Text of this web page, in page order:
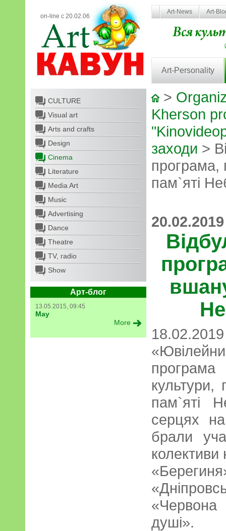
on-line с 20.02.06
Art-News Art-
Art-Personality
CULTURE
Visual art
Arts and crafts
Design
Cinema
Literature
Media Art
Music
Advertising
Dance
Theatre
TV, radio
Show
Арт-блог
13.05.2015, 09:45
May
More
>
Kherson
заходи >
пам`яті
пам`яті
серцях
брали
колективи
«Червона
душі».